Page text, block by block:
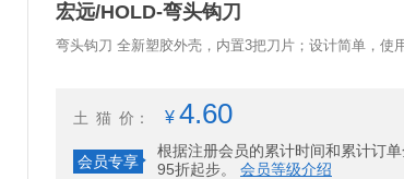
宏远/HOLD-弯头钩刀
弯头钩刀 全新塑胶外壳，内置3把刀片；设计简单，使
土猫 价： ¥ 4.60
会员专享
根据注册会员的累计时间和累计订
95折起步。 会员等级介绍